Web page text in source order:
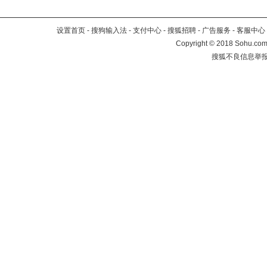
设置首页 - 搜狗输入法 - 支付中心 - 搜狐招聘 - 广告服务 - 客服中心
Copyright©2018
搜狐不良信息举